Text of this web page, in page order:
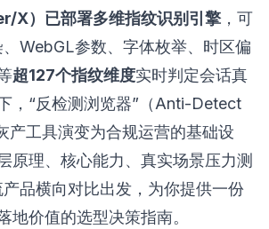
X）已部署多维指纹识别引擎，可
WebGL参数、字体枚举、时区偏
超127个指纹维度实时判定会话真
，“反检测浏览器”（Anti-Detect
产工具演变为合规运营的基础设
原理、核心能力、真实场景压力测
品横向对比出发，为你提供一份
地价值的选型决策指南。